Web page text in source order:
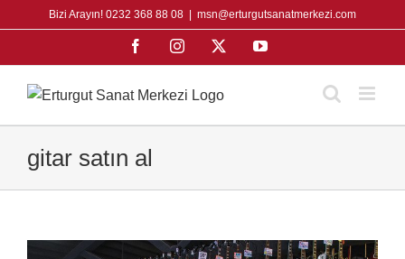
to
Bizi Arayın! 0232 368 88 08 msn@erturgutsanatmerkezi.com
FacebookInstagram YouTube
gitar satın al